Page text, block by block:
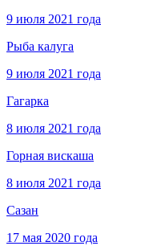
9 июля 2021 года
Рыба калуга
9 июля 2021 года
Гагарка
8 июля 2021 года
Горная вискаша
8 июля 2021 года
Сазан
17 мая 2020 года